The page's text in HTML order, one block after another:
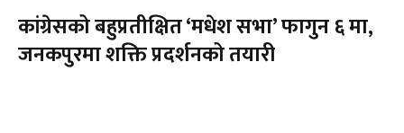
कांग्रेसको बहुप्रतीक्षित ‘मधेश सभा’ फागुन ६ मा,
जनकपुरमा शक्ति प्रदर्शनको तयारी